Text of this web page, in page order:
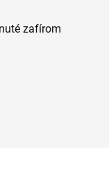
zafírom